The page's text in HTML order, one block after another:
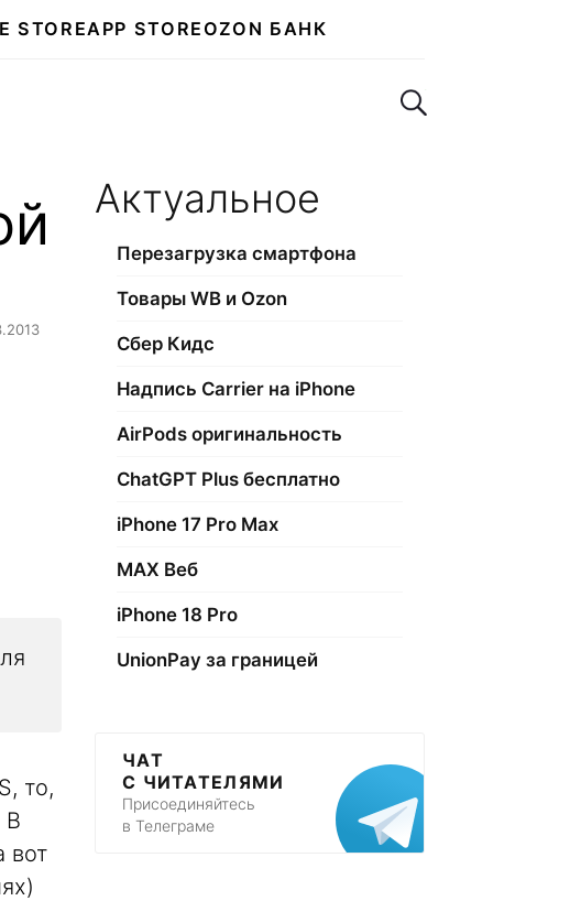
STOREAPP STORE OZON БАНК
Поиск по сайту
то,
В
вот
Актуальное
Перезагрузка смартфона
Товары WB и Ozon
Сбер Кидс
Надпись Carrier на iPhone
AirPods оригинальность
ChatGPT Plus бесплатно
iPhone 17 Pro Max
МАХ Веб
iPhone 18 Pro
UnionPay за границей
ЧАТ
С ЧИТАТЕЛЯМИ
Присоединяйтесь
в Телеграме